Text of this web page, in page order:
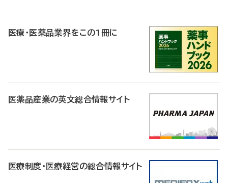
医療・医薬品業界をこの1冊に
医薬品産業の英文総合情報サイト
医療制度・医療経営の総合情報サイト